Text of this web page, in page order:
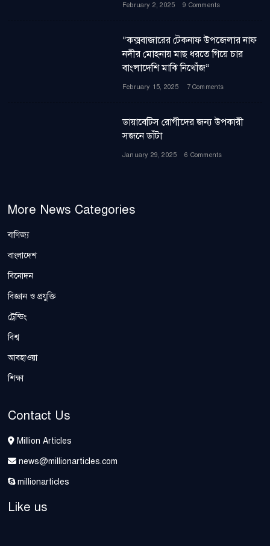
February 2, 2025 9 Comments
”কক্সবাজারের টেকনাফ উপজেলার নাফ
নদীর মোহনায় মাছ ধরতে গিয়ে চার
বাংলাদেশি মাঝি নিখোঁজ”
February 15, 2025 7 Comments
ডায়াবেটিস রোগীদের জন্য উপকারী
সজনে ডাঁটা
January 29, 2025 6 Comments
More News Categories
বাণিজ্য
বাংলাদেশ
বিনোদন
বিজ্ঞান ও প্রযুক্তি
ট্রেন্ডিং
বিশ্ব
আবহাওয়া
শিক্ষা
Contact Us
Million Articles
news@millionarticles.com
millionarticles
Like us